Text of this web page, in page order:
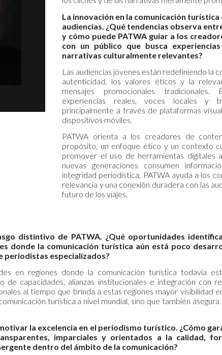
La innovación en la comunicación
audiencias. ¿Qué tendencias observa
y cómo puede PATWA guiar a los
con un público que busca
narrativas culturalmente relevantes?
Las audiencias jóvenes están redefiniendo la
autenticidad, los valores éticos y la
mensajes promocionales
experiencias reales, voces locales y
principalmente a través de plataformas
dispositivos móviles.
PATWA orienta a los creadores de
propósito, un enfoque ético y un contexto
promover el uso de herramientas digitales
nuevas generaciones consumen
integridad periodística, PATWA ayuda a los
relevancia y una conexión duradera con las
futuro de los viajes.
distintivo de PATWA. ¿Qué oportunidades
donde la comunicación turística aún está poco
periodistas especializados?
en regiones donde la comunicación turística todavía
capacidades, alianzas institucionales e integración con
al tiempo que brinda a estas regiones mayor visibilidad
turística a nivel mundial, sino que también
la excelencia en el periodismo turístico. ¿Cómo
imparciales y orientados a la calidad,
dentro del ámbito de la comunicación?